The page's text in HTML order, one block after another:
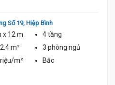
Số 19, Hiệp Bình
x 12 m
4 tầng
m² 3 phòng ngủ
m²
Bắc